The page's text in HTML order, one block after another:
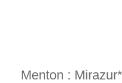
Menton :